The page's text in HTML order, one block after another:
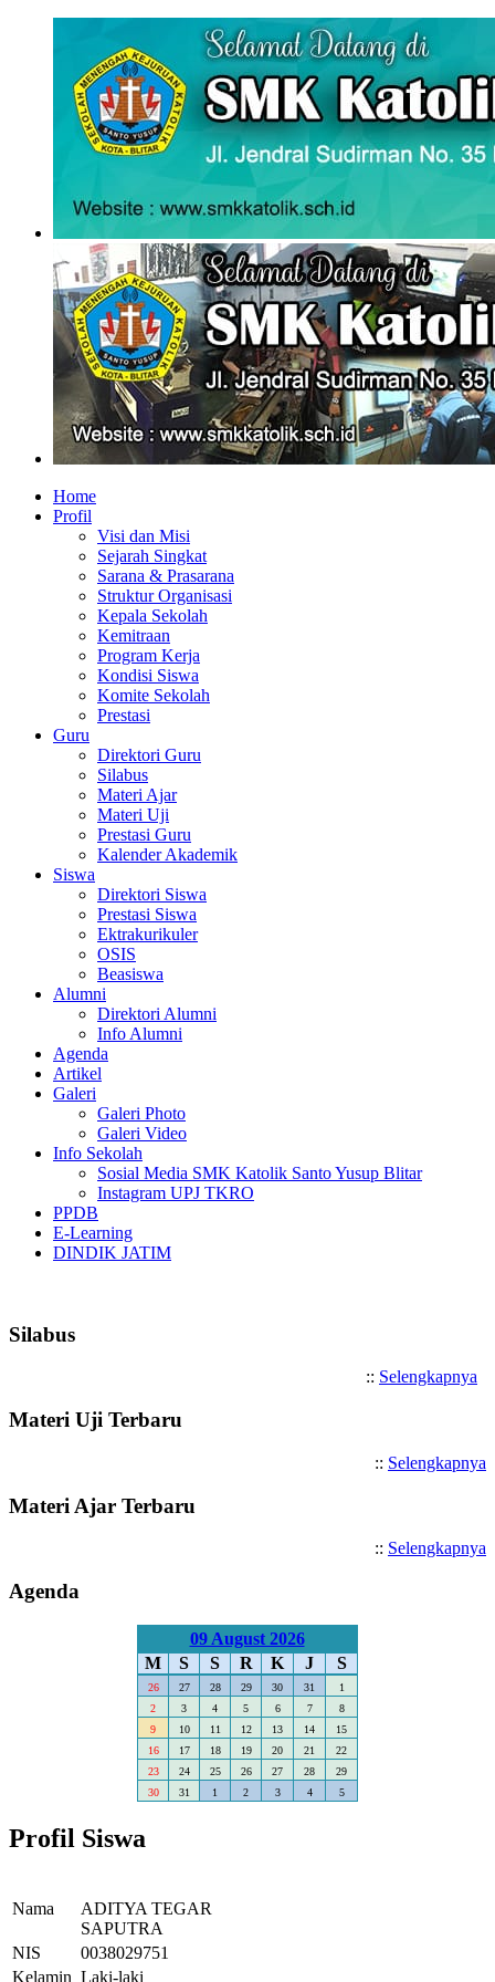
Home
Profil
Visi dan Misi
Sejarah Singkat
Sarana & Prasarana
Struktur Organisasi
Kepala Sekolah
Kemitraan
Program Kerja
Kondisi Siswa
Komite Sekolah
Prestasi
Guru
Direktori Guru
Silabus
Materi Ajar
Materi Uji
Prestasi Guru
Kalender Akademik
Siswa
Direktori Siswa
Prestasi Siswa
Ektrakurikuler
OSIS
Beasiswa
Alumni
Direktori Alumni
Info Alumni
Agenda
Artikel
Galeri
Galeri Photo
Galeri Video
Info Sekolah
Sosial Media SMK Katolik Santo Yusup Blitar
Instagram UPJ TKRO
PPDB
E-Learning
DINDIK JATIM
Silabus
:: Selengkapnya
Materi Uji Terbaru
:: Selengkapnya
Materi Ajar Terbaru
:: Selengkapnya
Agenda
09 August 2026
M
S S R K J S
26 27 28 29 30 31
1
2
3 4 5 6 7
8
9
10 11 12 13 14
15
16
17 18 19 20 21
22
23
24 25 26 27 28
29
30
31 1 2 3 4 5
Profil Siswa
Nama
ADITYA TEGAR
SAPUTRA
NIS
0038029751
Kelamin Laki-laki